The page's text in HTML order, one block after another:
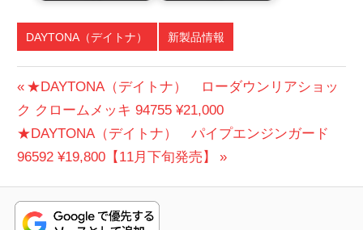
DAYTONA（デイトナ） 新製品情報
投
稿
ナ
ビ
ゲ
前
の
投
稿:
★DAYTONA（デイトナ） ローダウンリアショッ
ク クロームメッキ 94755 ¥21,000
次
の
稿:
★DAYTONA（デイトナ） パイプエンジンガード
96592 ¥19,800【11月下旬発売】